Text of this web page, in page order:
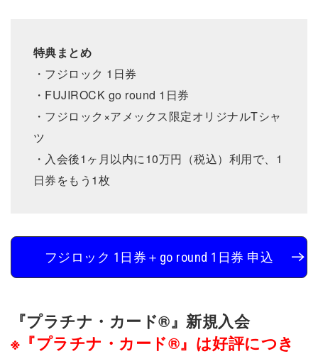
特典まとめ
・フジロック 1日券
・FUJIROCK go round 1日券
・フジロック×アメックス限定オリジナルTシャ
ツ
・入会後1ヶ月以内に10万円（税込）利用で、1
日券をもう1枚
フジロック 1日券＋go round 1日券 申込
『プラチナ・カード®』新規入会
※『プラチナ・カード®』は好評につき